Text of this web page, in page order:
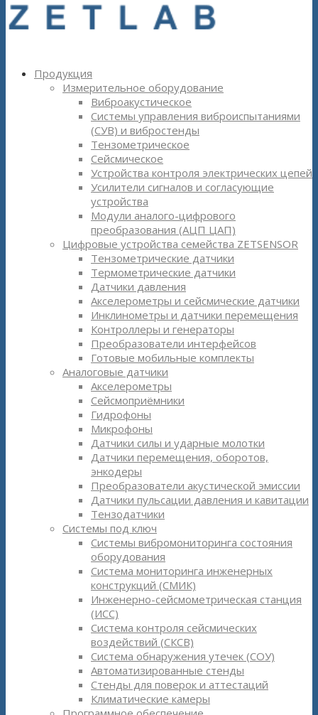
Продукция
Измерительное оборудование
Виброакустическое
Системы управления виброиспытаниями
(СУВ) и вибростенды
Тензометрическое
Сейсмическое
Устройства контроля электрических цепей
Усилители сигналов и согласующие
устройства
Модули аналого-цифрового
преобразования (АЦП ЦАП)
Цифровые устройства семейства ZETSENSOR
Тензометрические датчики
Термометрические датчики
Датчики давления
Акселерометры и сейсмические датчики
Инклинометры и датчики перемещения
Контроллеры и генераторы
Преобразователи интерфейсов
Готовые мобильные комплекты
Аналоговые датчики
Акселерометры
Сейсмоприёмники
Гидрофоны
Микрофоны
Датчики силы и ударные молотки
Датчики перемещения, оборотов,
энкодеры
Преобразователи акустической эмиссии
Датчики пульсации давления и кавитации
Тензодатчики
Системы под ключ
Системы вибромониторинга состояния
оборудования
Система мониторинга инженерных
конструкций (СМИК)
Инженерно-сейсмометрическая станция
(ИСС)
Система контроля сейсмических
воздействий (СКСВ)
Система обнаружения утечек (СОУ)
Автоматизированные стенды
Стенды для поверок и аттестаций
Климатические камеры